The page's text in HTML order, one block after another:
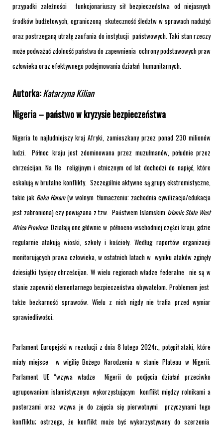
przypadki zależności funkcjonariuszy sił bezpieczeństwa od niejasnych
środków budżetowych, ograniczoną skuteczność śledztw w sprawach nadużyć
oraz postrzeganą utratę zaufania do instytucji państwowych. Taki stan rzeczy
może podważać zdolność państwa do zapewnienia ochrony podstawowych praw
człowieka oraz efektywnego podejmowania działań humanitarnych.
Autorka:Katarzyna Kilian
Nigeria – państwo w kryzysie bezpieczeństwa
Nigeria to najludniejszy kraj Afryki, zamieszkany przez ponad 230 milionów
ludzi. Północ kraju jest zdominowana przez muzułmanów, południe przez
chrześcijan. Na tle religijnym i etnicznym od lat dochodzi do napięć, które
eskalują w brutalne konflikty. Szczególnie aktywne są grupy ekstremistyczne,
takie jak Boko Haram(w wolnym tłumaczeniu: zachodnia cywilizacja/edukacja
jest zabroniona) czy powiązana z tzw. Państwem Islamskim Islamic State West
Africa Province. Działają one głównie w północno-wschodniej części kraju, gdzie
regularnie atakują wioski, szkoły i kościoły. Według raportów organizacji
monitorujących prawa człowieka, w ostatnich latach w wyniku ataków zginęły
dziesiątki tysięcy chrześcijan. W wielu regionach władze federalne nie są w
stanie zapewnić elementarnego bezpieczeństwa obywatelom. Problemem jest
także bezkarność sprawców. Wielu z nich nigdy nie trafia przed wymiar
sprawiedliwości.
Parlament Europejski w rezolucji z dnia 8 lutego 2024r., potępił ataki, które
miały miejsce w wigilię Bożego Narodzenia w stanie Plateau w Nigerii.
Parlament UE “wzywa władze Nigerii do podjęcia działań przeciwko
ugrupowaniom islamistycznym wykorzystującym konflikt między rolnikami a
pasterzami oraz wzywa je do zajęcia się pierwotnymi przyczynami tego
konfliktu; ostrzega, że konflikt może być wykorzystywany do szerzenia